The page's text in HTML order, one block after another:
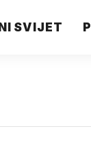
SVIJET